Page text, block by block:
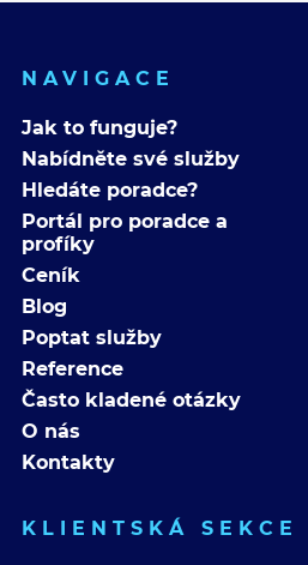
NAVIGACE
Jak to funguje?
Nabídněte své služby
Hledáte poradce?
Portál pro poradce a
profíky
Ceník
Blog
Poptat služby
Reference
Často kladené otázky
O nás
Kontakty
KLIENTSKÁ SEKCE